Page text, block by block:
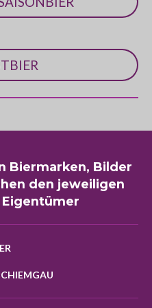
Biermarken, Bilder
den jeweiligen